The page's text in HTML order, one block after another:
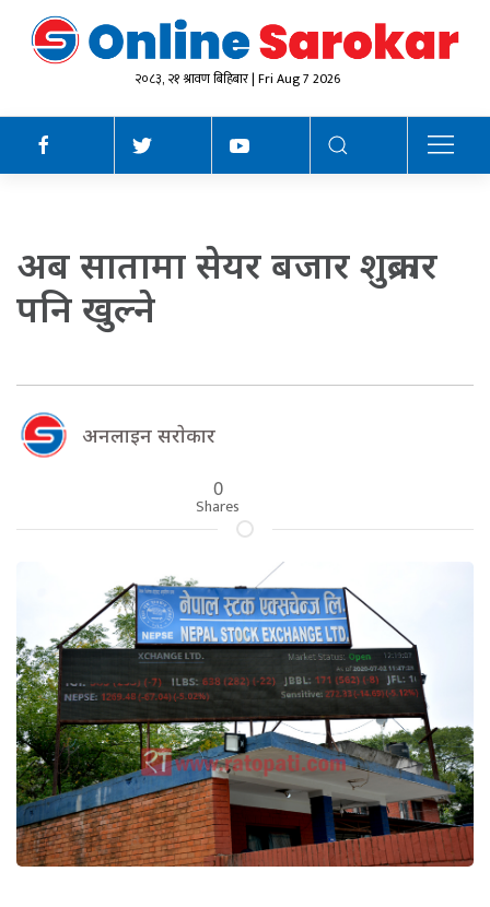
२०८३, २१ श्रावण बिहिबार | Fri Aug 7 2026
अब सातामा सेयर बजार शुक्रबार
पनि खुल्ने
अनलाइन सराेकार
0
Shares